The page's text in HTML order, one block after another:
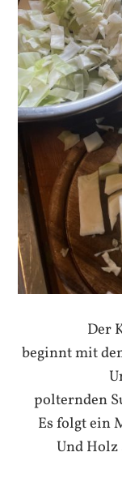
Der
beginnt mit
polternden
Es folgt ein
Und